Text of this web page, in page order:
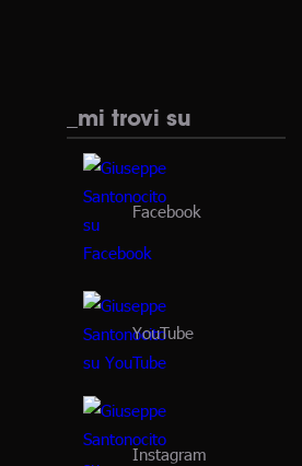
_mi trovi su
Facebook
YouTube
Instagram